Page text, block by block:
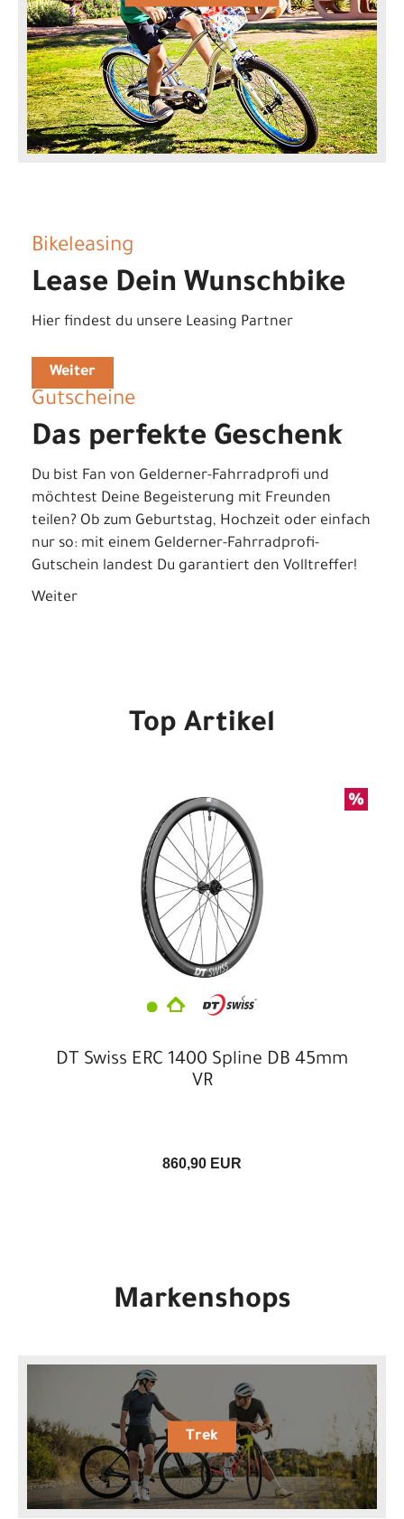
Bikeleasing
Lease Dein Wunschbike
Hier findest du unsere Leasing Partner
Weiter
Gutscheine
Das perfekte Geschenk
Du bist Fan von Gelderner-Fahrradprofi und
möchtest Deine Begeisterung mit Freunden
teilen? Ob zum Geburtstag, Hochzeit oder einfach
nur so: mit einem Gelderner-Fahrradprofi-
Gutschein landest Du garantiert den Volltreffer!
Weiter
Top Artikel
DT Swiss ERC 1400 Spline DB 45mm
VR
860,90 EUR
Markenshops
Trek